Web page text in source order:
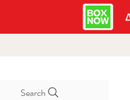
Search